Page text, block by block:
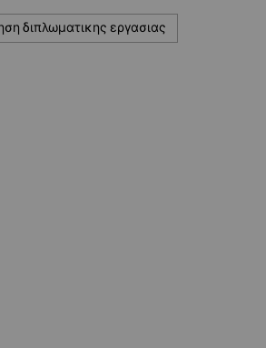
διπλωματικης εργασιας